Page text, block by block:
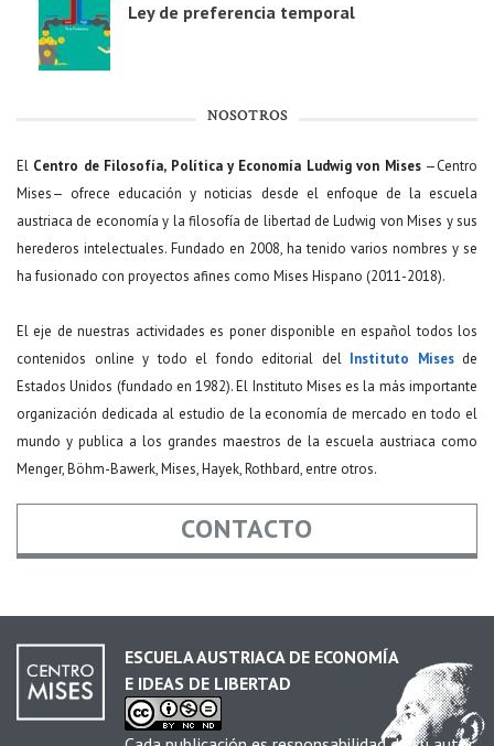
Ley de preferencia temporal
NOSOTROS
El Centro de Filosofía, Política y Economía Ludwig von Mises—Centro
Mises— ofrece educación y noticias desde el enfoque de la escuela
austriaca de economía y la filosofía de libertad de Ludwig von Mises y sus
herederos intelectuales. Fundado en 2008, ha tenido varios nombres y se
ha fusionado con proyectos afines como Mises Hispano (2011-2018).
El eje de nuestras actividades es poner disponible en español todos los
contenidos online y todo el fondo editorial del Instituto Misesde
Estados Unidos (fundado en 1982). El Instituto Mises es la más importante
organización dedicada al estudio de la economía de mercado en todo el
mundo y publica a los grandes maestros de la escuela austriaca como
Menger, Böhm-Bawerk, Mises, Hayek, Rothbard, entre otros.
CONTACTO
Email *
ESCUELA AUSTRIACA DE ECONOMÍA
E IDEAS DE LIBERTAD